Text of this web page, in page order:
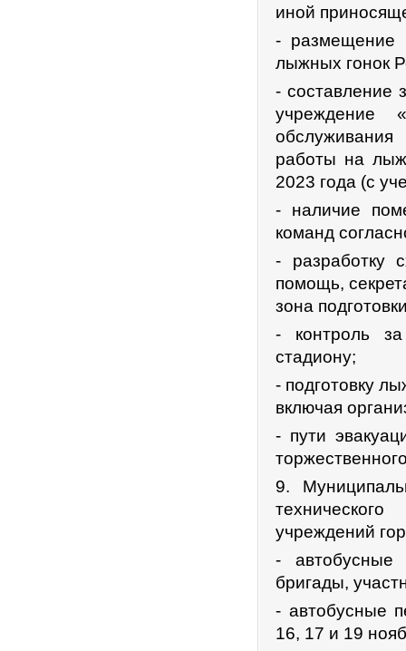
иной
- размещение
лыжных гонок
- составление
учреждение
работы на
2023 года (с
- наличие
команд
- разработку
помощь,
зона
- контроль
стадиону;
- подготовку
включая
- пути
9.
учреждений
- автобусные
бригады,
- автобусные
16, 17 и 19